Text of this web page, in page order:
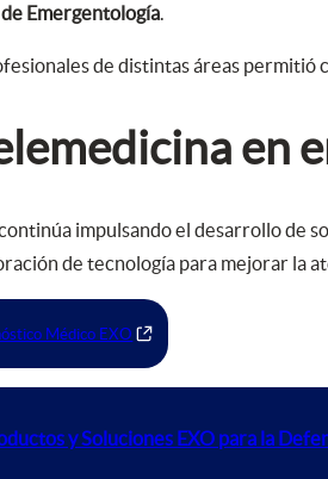
Emergentología.
de distintas áreas
en
impulsando el desarrollo de
de tecnología para mejorar la
Médico EXO
y Soluciones EXO para la